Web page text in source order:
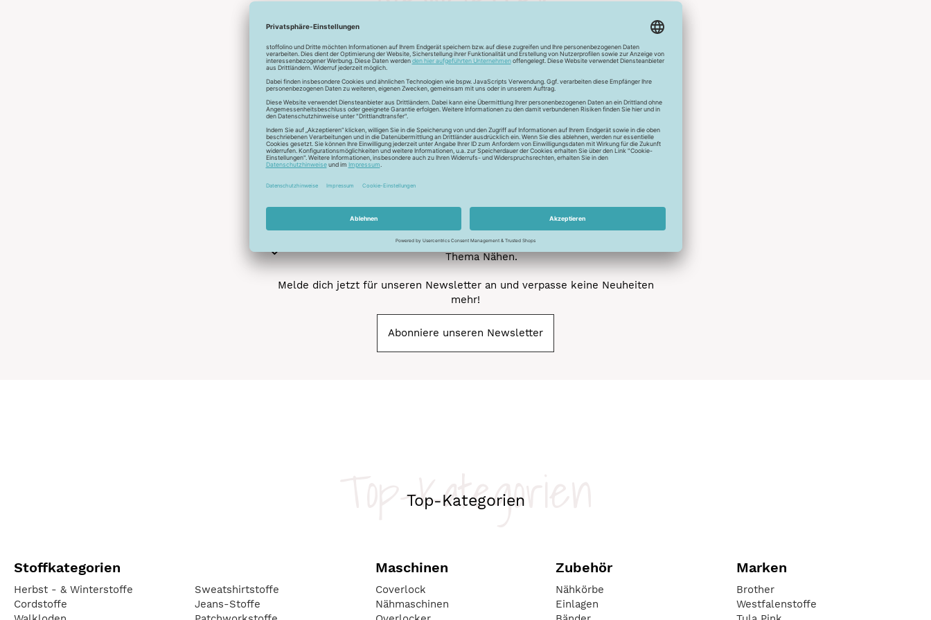
Abonniere jetzt unseren exklusiven Newsletter und profitiere von zahlreichen
Aktionen und Rabatte: Als Newsletter Abonnent erfährst du als erstes
von unseren Aktionen und Rabatten!
Neue Stoffe entdecken: Wir informieren dich regelmäßig über die
neuesten Stofftrends der Saison. Plane mit uns deine neuen
Nähprojekte.
Inspiration: Lass dich von unseren kreativen Ideen und Nähbeispielen
inspirieren! Wir teilen mit dir unsere DIY-Ideen und verraten dir die
Veranstaltungen: Kein Event ohne dich! Denn du erfährst vor allen
anderen von unseren geplanten Events.
Gewinnspiele: Sichere dir deine Chance auf tolle Preise rund um das
Thema Nähen.
Melde dich jetzt für unseren Newsletter an und verpasse keine Neuheiten
mehr!
Abonniere unseren Newsletter
Top-Kategorien
Top-Kategorien
Stoffkategorien
Herbst - & Winterstoffe
Cordstoffe
Sweatshirtstoffe
Jeans-Stoffe
Maschinen
Coverlock
Nähmaschinen
Zubehör
Nähkörbe
Einlagen
Marken
Brother
Westfalenstoffe